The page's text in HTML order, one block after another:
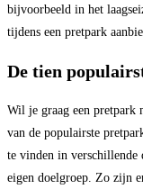
bijvoorbeeld in het
tijdens een pretpark
De tien
Wil je graag een pretpark
van de populairste
te vinden in verschillende
eigen doelgroep. Zo zijn